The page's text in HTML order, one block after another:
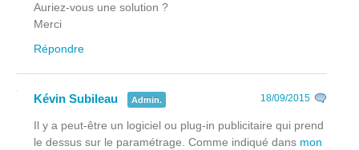
Auriez-vous une solution ?
Merci
Répondre
Kévin Subileau Admin. 18/09/2015
Il y a peut-être un logiciel ou plug-in publicitaire qui prend
le dessus sur le paramétrage. Comme indiqué dans mon